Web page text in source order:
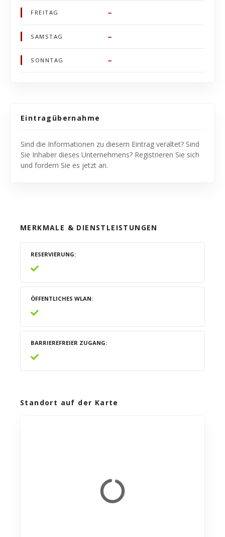
FREITAG –
SAMSTAG –
SONNTAG –
Eintragübernahme
Sind die Informationen zu diesem Eintrag veraltet? Sind
Sie Inhaber dieses Unternehmens? Registrieren Sie sich
und fordern Sie es jetzt an.
MERKMALE & DIENSTLEISTUNGEN
RESERVIERUNG
ÖFFENTLICHES WLAN
BARRIEREFREIER ZUGANG
Standort auf der Karte